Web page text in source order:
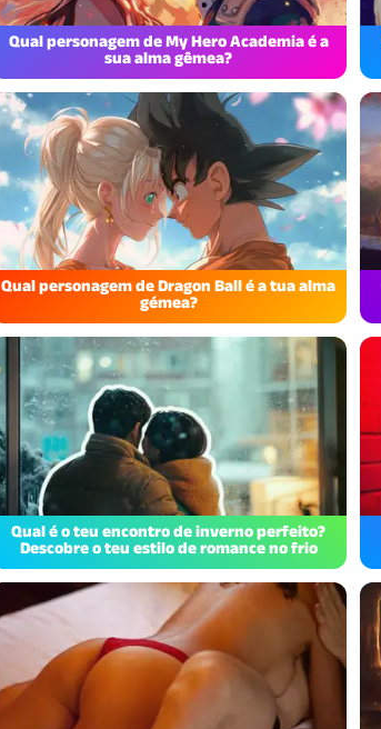
Qual personagem de My Hero Academia é a
sua alma gêmea?
Qual personagem de Dragon Ball é a tua alma
gémea?
Qual é o teu encontro de inverno perfeito?
Descobre o teu estilo de romance no frio